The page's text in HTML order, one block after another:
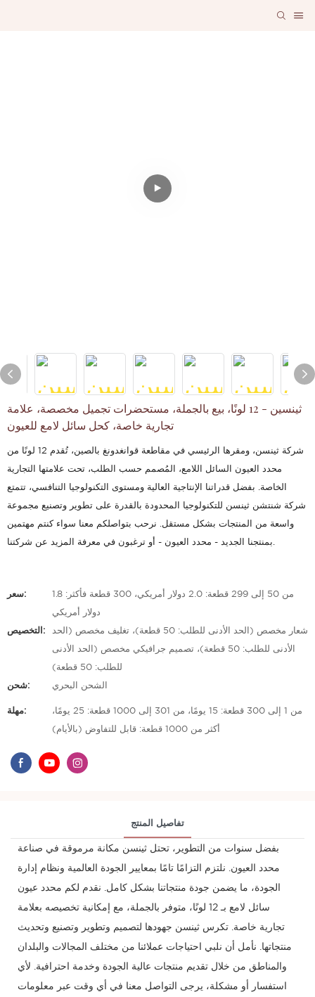
ثينسين - 12 لونًا، بيع بالجملة، مستحضرات تجميل مخصصة، علامة
تجارية خاصة، كحل سائل لامع للعيون
شركة ثينسن، ومقرها الرئيسي في مقاطعة قوانغدونغ بالصين، تُقدم 12 لونًا من
محدد العيون السائل اللامع، المُصمم حسب الطلب، تحت علامتها التجارية
الخاصة. بفضل قدراتنا الإنتاجية العالية ومستوى التكنولوجيا التنافسي، تتمتع
شركة شنتشن ثينسن للتكنولوجيا المحدودة بالقدرة على تطوير وتصنيع مجموعة
واسعة من المنتجات بشكل مستقل. نرحب بتواصلكم معنا سواء كنتم مهتمين
سعر: من 50 إلى 299 قطعة: 2.0 دولار أمريكي، 300 قطعة فأكثر: 1.8
دولار أمريكي
التخصيص: شعار مخصص (الحد الأدنى للطلب: 50 قطعة)، تغليف مخصص (الحد
الأدنى للطلب: 50 قطعة)، تصميم جرافيكي مخصص (الحد الأدنى
للطلب: 50 قطعة)
شحن: الشحن البحري
مهلة: من 1 إلى 300 قطعة: 15 يومًا، من 301 إلى 1000 قطعة: 25 يومًا،
أكثر من 1000 قطعة: قابل للتفاوض (بالأيام)
تفاصيل المنتج
بفضل سنوات من التطوير، تحتل ثينسن مكانة مرموقة في صناعة
محدد العيون. نلتزم التزامًا تامًا بمعايير الجودة العالمية ونظام إدارة
الجودة، ما يضمن جودة منتجاتنا بشكل كامل. نقدم لكم محدد عيون
سائل لامع بـ 12 لونًا، متوفر بالجملة، مع إمكانية تخصيصه بعلامة
تجارية خاصة. تكرس ثينسن جهودها لتصميم وتطوير وتصنيع وتحديث
منتجاتها. نأمل أن نلبي احتياجات عملائنا من مختلف المجالات والبلدان
والمناطق من خلال تقديم منتجات عالية الجودة وخدمة احترافية. لأي
استفسار أو مشكلة، يرجى التواصل معنا في أي وقت عبر معلومات